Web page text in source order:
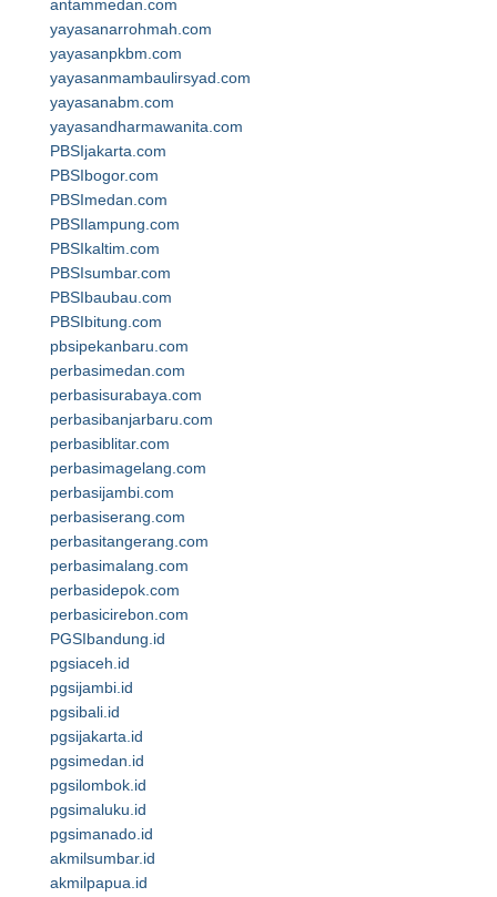
antammedan.com
yayasanarrohmah.com
yayasanpkbm.com
yayasanmambaulirsyad.com
yayasanabm.com
yayasandharmawanita.com
PBSIjakarta.com
PBSIbogor.com
PBSImedan.com
PBSIlampung.com
PBSIkaltim.com
PBSIsumbar.com
PBSIbaubau.com
PBSIbitung.com
pbsipekanbaru.com
perbasimedan.com
perbasisurabaya.com
perbasibanjarbaru.com
perbasiblitar.com
perbasimagelang.com
perbasijambi.com
perbasiserang.com
perbasitangerang.com
perbasimalang.com
perbasidepok.com
perbasicirebon.com
PGSIbandung.id
pgsiaceh.id
pgsijambi.id
pgsibali.id
pgsijakarta.id
pgsimedan.id
pgsilombok.id
pgsimaluku.id
pgsimanado.id
akmilsumbar.id
akmilpapua.id